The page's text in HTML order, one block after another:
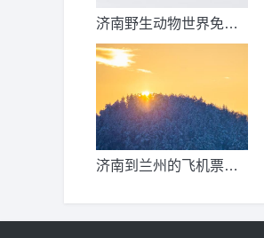
济南野生动物世界免票
时间？济南动物王国票
济南到兰州的飞机票价
机要多久？